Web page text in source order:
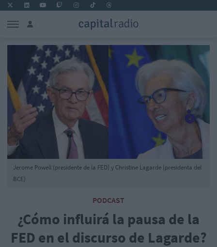
PODCAST
¿Cómo influirá la pausa de la
FED en el discurso de Lagarde?
Jerome Powell (presidente de la FED) y Christine Lagarde (presidenta del
BCE)